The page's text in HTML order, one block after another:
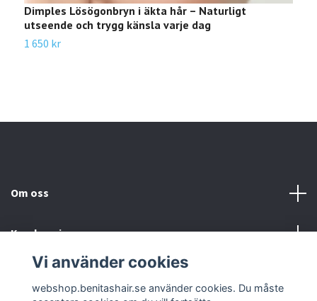
Dimples Lösögonbryn i äkta hår – Naturligt
utseende och trygg känsla varje dag
1 650 kr
Om oss
Kundservice
Vi använder cookies
webshop.benitashair.se använder cookies. Du måste